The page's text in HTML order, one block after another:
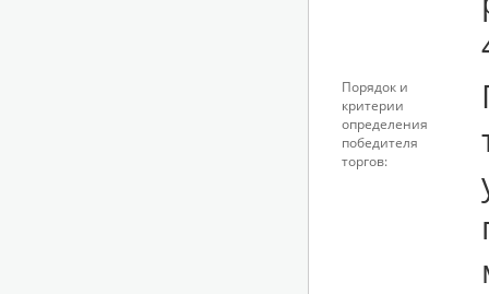
Порядок и
критерии
определения
победителя
торгов: